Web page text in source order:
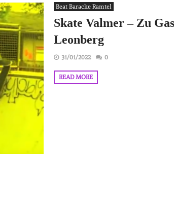
Beat Baracke Ramtel
Skate Valmer – Zu
Leonberg
31/01/2022 0
READ MORE